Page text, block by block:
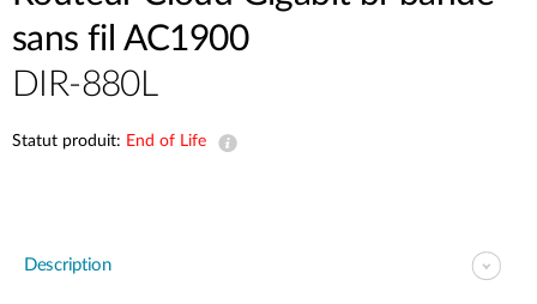
sans fil AC1900
DIR-880L
Statut produit: End of Life
Description